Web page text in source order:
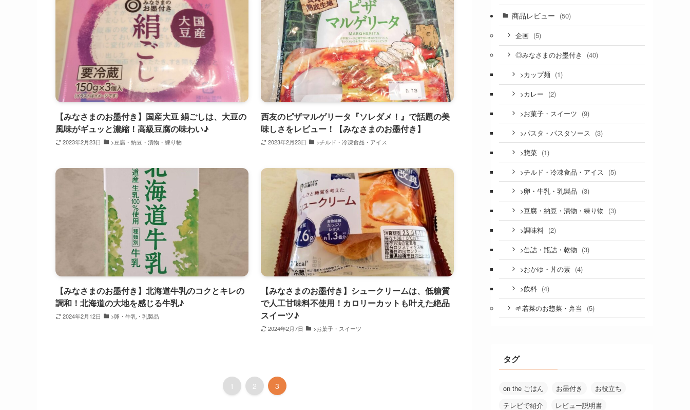
【みなさまのお墨付き】国産大豆 絹ごしは、大豆の
風味がギュッと濃縮！高級豆腐の味わい♪
2023年2月23日 >豆腐・納豆・漬物・練り物
西友のピザマルゲリータ『ソレダメ！』で話題の美
味しさをレビュー！【みなさまのお墨付き】
2023年2月23日 >チルド・冷凍食品・アイス
【みなさまのお墨付き】北海道牛乳のコクとキレの
調和！北海道の大地を感じる牛乳♪
2024年2月12日 >卵・牛乳・乳製品
【みなさまのお墨付き】シュークリームは、低糖質
で人工甘味料不使用！カロリーカットも叶えた絶品
スイーツ♪
2024年2月7日 >お菓子・スイーツ
1 2 3
商品レビュー (50)
企画 (5)
◎みなさまのお墨付き (40)
>カップ麺 (1)
>カレー (2)
>お菓子・スイーツ (9)
>パスタ・パスタソース (3)
>惣菜 (1)
>チルド・冷凍食品・アイス (5)
>卵・牛乳・乳製品 (3)
>豆腐・納豆・漬物・練り物 (3)
>調味料 (2)
>缶詰・瓶詰・乾物 (3)
>おかゆ・丼の素 (4)
>飲料 (4)
🌱若菜のお惣菜・弁当 (5)
タグ
on the ごはん お墨付き
お役立ち
テレビで紹介
レビュー説明書